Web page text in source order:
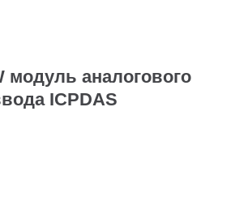
модуль аналогового
ICPDAS